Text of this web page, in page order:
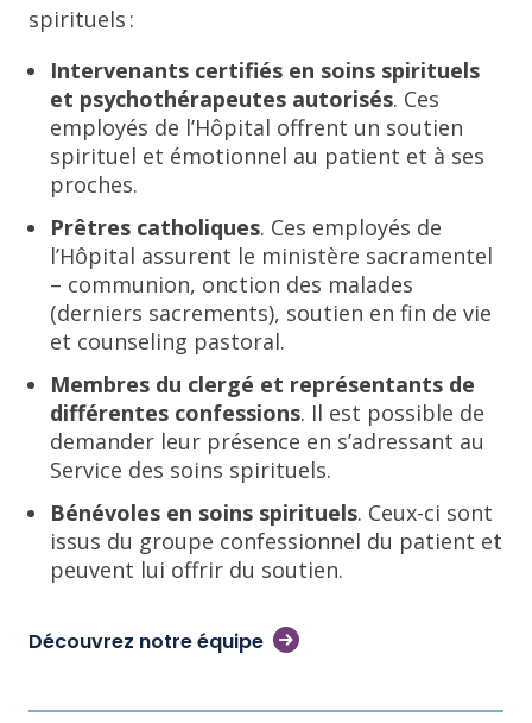
spirituels :
Intervenants certifiés en soins spirituels
et psychothérapeutes autorisés. Ces
employés de l’Hôpital offrent un soutien
spirituel et émotionnel au patient et à ses
proches.
Prêtres catholiques. Ces employés de
l’Hôpital assurent le ministère sacramentel
– communion, onction des malades
(derniers sacrements), soutien en fin de vie
et counseling pastoral.
Membres du clergé et représentants de
différentes confessions. Il est possible de
demander leur présence en s’adressant au
Service des soins spirituels.
Bénévoles en soins spirituels. Ceux-ci sont
issus du groupe confessionnel du patient et
peuvent lui offrir du soutien.
Découvrez notre équipe